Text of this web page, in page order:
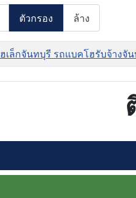
ตัวกรอง ล้าง
ล็กจันทบุรี รถแบคโฮรับจ้าง